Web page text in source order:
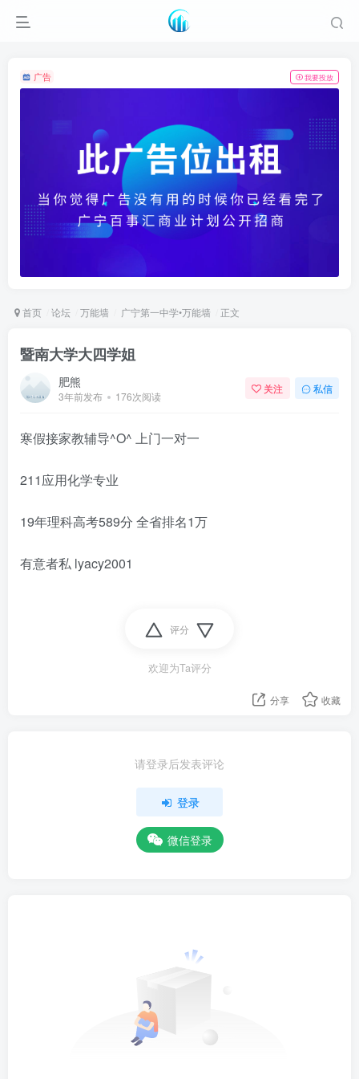
广告 我要投放
首页 论坛 万能墙 广宁第一中学•万能墙 正文
暨南大学大四学姐
肥熊
3年前发布 176次阅读
关注 私信
寒假接家教辅导^O^ 上门一对一
211应用化学专业
19年理科高考589分 全省排名1万
有意者私 lyacy2001
评分
欢迎为Ta评分
分享 收藏
请登录后发表评论
登录
微信登录